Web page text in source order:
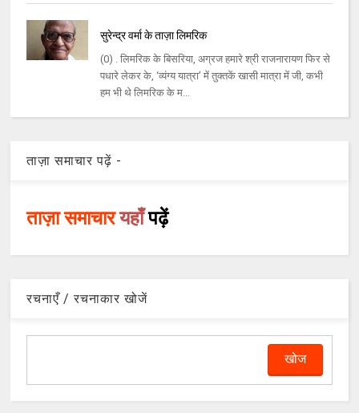
सुरेन्द्र वर्मा के ताज़ा लिमरिक
(0) . लिमरिक के बिसरिया, अग्रज हमारे श्री राजनारायण फिर से
पधारे लेकर के, ‘व्यंग्य यात्रा’ में तुक्तकें खासी मात्रा में जी, कभी
हम भी थे लिमरिक के म...
ताज़ा समाचार पढ़ें -
ताज़ा समाचारयहाँपढ़ें
रचनाएँ / रचनाकार खोजें